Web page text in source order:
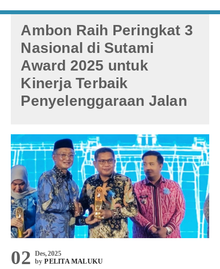
Ambon Raih Peringkat 3
Nasional di Sutami
Award 2025 untuk
Kinerja Terbaik
Penyelenggaraan Jalan
02 Des,2025
byPELITA MALUKU